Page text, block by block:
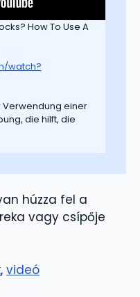
How To Use A
watch?
Verwendung einer
die hilft, die
húzza fel a
vagy csípője
, videó